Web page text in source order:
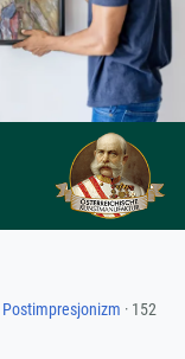
Postimpresjonizm · 152